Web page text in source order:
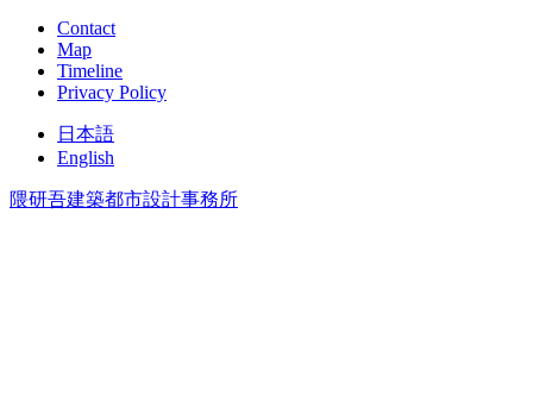
Contact
Map
Timeline
Privacy Policy
日本語
English
隈研吾建築都市設計事務所